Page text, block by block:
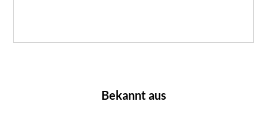
Bekannt aus